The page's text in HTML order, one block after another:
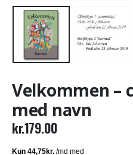
Velkommen –
med navn
kr.179.00